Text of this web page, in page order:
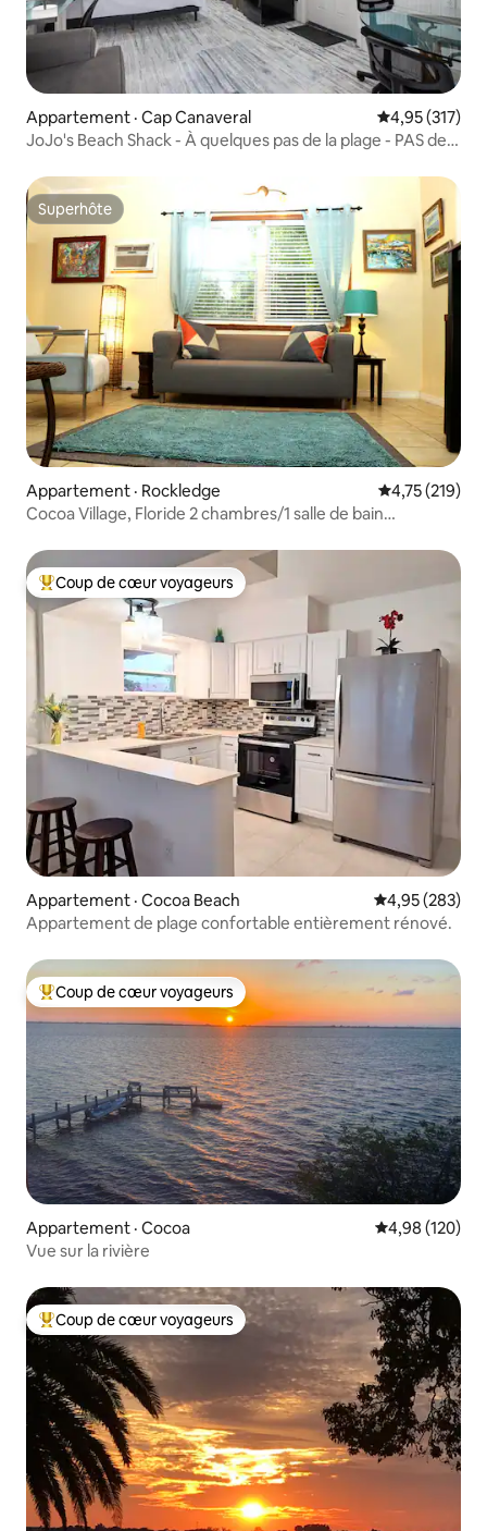
Appartement · Cap Canaveral Note
4,95 (317)
JoJo's Beach Shack - À quelques pas de la plage - PAS de
Superhôte
Superhôte
Appartement · Rockledge Note
4,75 (219)
Cocoa Village, Floride 2 chambres/1 salle de bain
Coup de cœur voyageurs parmi les plus aimés
Coup de cœur voyageurs
Appartement · Cocoa Beach Note
4,95 (283)
Appartement de plage confortable entièrement rénové.
Coup de cœur voyageurs parmi les plus aimés
Coup de cœur voyageurs
Appartement · Cocoa Note
4,98 (120)
Vue sur la rivière
Coup de cœur voyageurs parmi les plus aimés
Coup de cœur voyageurs